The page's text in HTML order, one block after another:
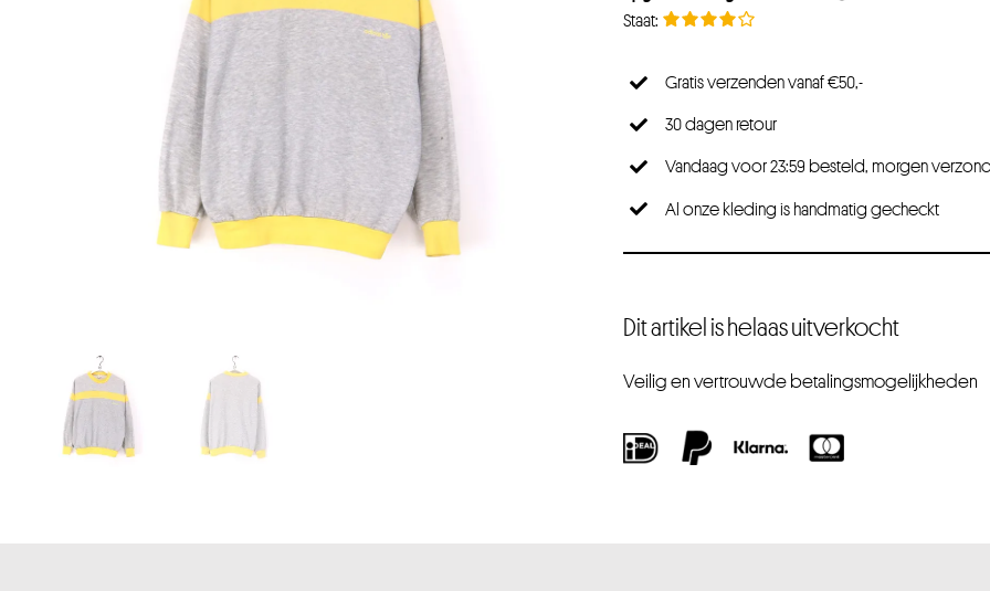
Gratis verzenden vanaf €50,-
30 dagen retour
Vandaag voor 23:59 besteld, morgen
Al onze kleding is handmatig gecheckt
Dit artikel is helaas uitverkocht
Veilig en vertrouwde betalingsmogelijkheden